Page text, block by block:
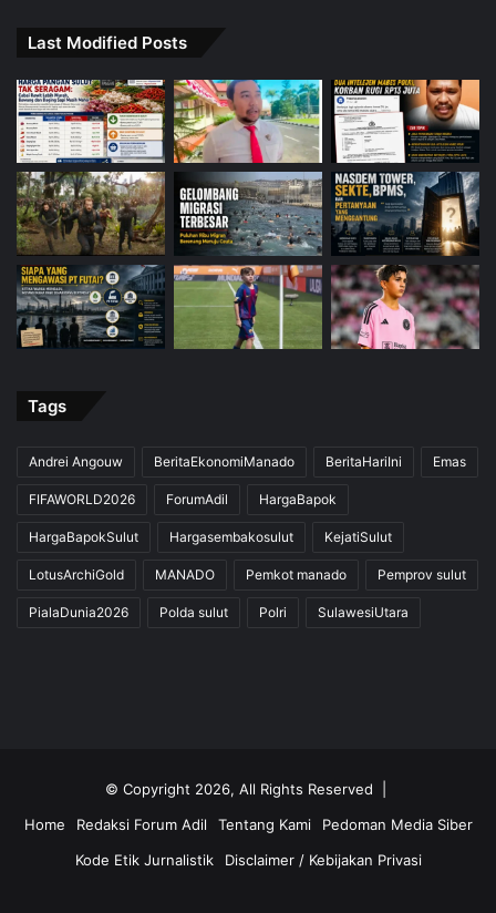
Last Modified Posts
Tags
Andrei Angouw BeritaEkonomiManado BeritaHariIni Emas
FIFAWORLD2026 ForumAdil HargaBapok
HargaBapokSulut Hargasembakosulut KejatiSulut
LotusArchiGold MANADO Pemkot manado Pemprov sulut
PialaDunia2026 Polda sulut Polri SulawesiUtara
© Copyright 2026, All Rights Reserved |
Home
Redaksi Forum Adil Tentang Kami
Pedoman Media Siber
Kode Etik Jurnalistik
Disclaimer / Kebijakan Privasi